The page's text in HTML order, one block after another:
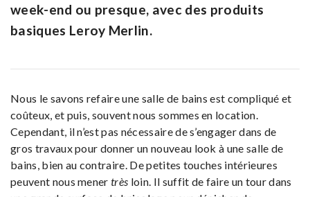
week-end ou presque, avec des produits
basiques Leroy Merlin.
Nous le savons refaire une salle de bains est compliqué et
coûteux, et puis, souvent nous sommes en location.
Cependant, il n’est pas nécessaire de s’engager dans de
gros travaux pour donner un nouveau look à une salle de
bains, bien au contraire. De petites touches intérieures
peuvent nous menertrès loin. Il suffit de faire un tour dans